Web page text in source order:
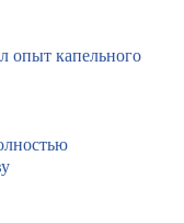
опыт капельного